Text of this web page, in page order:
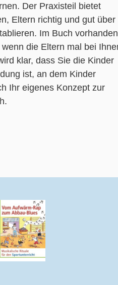
Der Praxisteil bietet
Eltern richtig und gut über
Im Buch
die Eltern mal bei
klar, dass Sie die Kinder
ist, an dem Kinder
Ihr eigenes Konzept zur